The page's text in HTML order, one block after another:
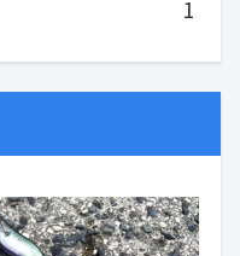
1